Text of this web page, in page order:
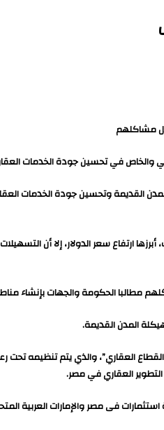
حل مشاكلهم
في تحسين جودة الخدمات
وتحسين جودة الخدمات
ارتفاع سعر الدولار، إلا أن
مطالبا الحكومة والجهات بإنشاء
المدن القديمة.
العقاري”، والذي يتم تنظيمه تحت
العقاري في مصر.
فى مصر والإمارات العربية